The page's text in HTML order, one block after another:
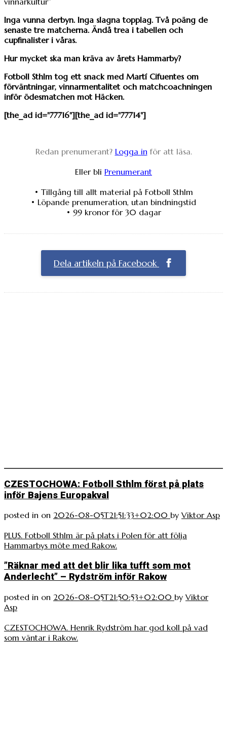
Inga vunna derbyn. Inga slagna topplag. Två poäng de
senaste tre matcherna. Ändå trea i tabellen och
cupfinalister i våras.
Hur mycket ska man kräva av årets Hammarby?
Fotboll Sthlm tog ett snack med Martí Cifuentes om
förväntningar, vinnarmentalitet och matchcoachningen
inför ödesmatchen mot Häcken.
[the_ad id="77716"][the_ad id="77714"]
Redan prenumerant? Logga in för att läsa.
Eller bli Prenumerant
• Tillgång till allt material på Fotboll Sthlm
• Löpande prenumeration, utan bindningstid
• 99 kronor för 30 dagar
Dela artikeln på Facebook
CZESTOCHOWA: Fotboll Sthlm först på plats
inför Bajens Europakval
posted in on 2026-08-05T21:51:33+02:00 by Viktor Asp
PLUS. Fotboll Sthlm är på plats i Polen för att följa
Hammarbys möte med Rakow.
”Räknar med att det blir lika tufft som mot
Anderlecht” – Rydström inför Rakow
posted in on 2026-08-05T21:50:53+02:00 by Viktor
Asp
CZESTOCHOWA. Henrik Rydström har god koll på vad
som väntar i Rakow.